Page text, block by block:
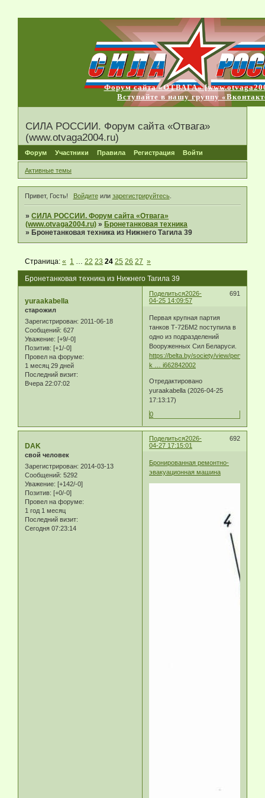
Форум сайта «ОТВАГА»
Вступайте в нашу группу
СИЛА РОССИИ. Форум сайта «Отвага»
(www.otvaga2004.ru)
Форум Участники Правила Регистрация Войти
Активные темы
Привет, Гость! Войдитеили зарегистрируйтесь.
»СИЛА РОССИИ. Форум сайта «Отвага»
(www.otvaga2004.ru) » Бронетанковая техника
» Бронетанковая техника из Нижнего Тагила 39
Бронетанковая техника из Нижнего Тагила 39
Страница:« 1 22 23 24 25 26 27 »
Поделиться 691
2026-
04-25 14:09:57
yuraakabella
старожил
Зарегистрирован: 2011-06-18
Сообщений: 627
Уважение: [+9/-0]
Позитив: [+1/-0]
Провел на форуме:
1 месяц 29 дней
Последний визит:
Вчера 22:07:02
Первая крупная партия
танков Т-72БМ2 поступила в
одно из подразделений
Вооруженных Сил Беларуси.
https://belta.by/society/view/pervaja-
k … i662842002
Отредактировано
yuraakabella (2026-04-25
17:13:17)
0
Поделиться 692
2026-
04-27 17:15:01
DAK
свой человек
Зарегистрирован: 2014-03-13
Сообщений: 5292
Уважение: [+142/-0]
Позитив: [+0/-0]
Провел на форуме:
1 год 1 месяц
Последний визит:
Сегодня 07:23:14
Бронированная ремонтно-
эвакуационная машина